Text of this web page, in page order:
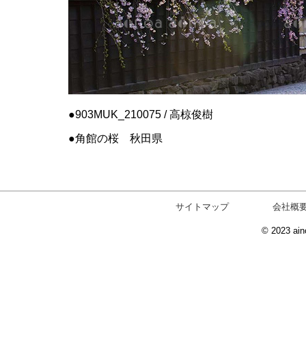
903MUK_210075 / 高椋俊樹
角館の桜 秋田県
サイトマップ 会社概
© 2023